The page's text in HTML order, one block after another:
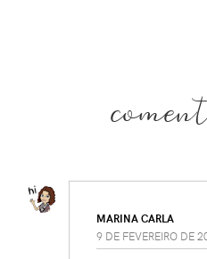
MARINA CARLA
9 DE FEVEREIRO DE